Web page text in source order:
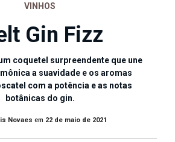
VINHOS
Gin Fizz
coquetel surpreendente que une
a suavidade e os aromas
com a potência e as notas
botânicas do gin.
Novaes em 22 de maio de 2021